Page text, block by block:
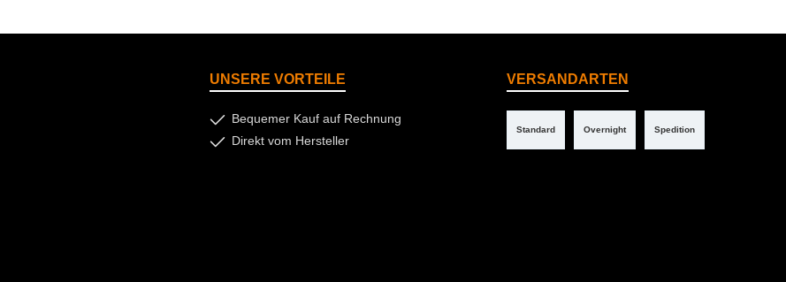
UNSERE VORTEILE
Bequemer Kauf auf Rechnung
Direkt vom Hersteller
VERSANDARTEN
Standard Overnight Spedition